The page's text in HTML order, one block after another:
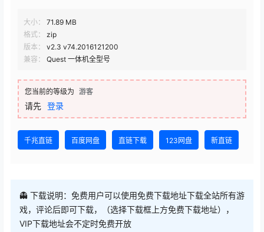
大小：
71.89 MB
格式：
zip
版本：
v2.3 v74.2016121200
兼容：
Quest 一体机全型号
您当前的等级为 游客
请先 登录
千兆直链 百度网盘 直链下载 123网盘 新直链
👻 下载说明：免费用户可以使用免费下载地址下载全站所有游
戏，评论后即可下载，（选择下载框上方免费下载地址），
VIP下载地址会不定时免费开放